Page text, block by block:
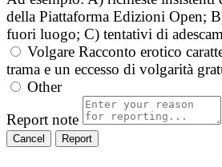
della Piattaforma Edizioni Open;
fuori luogo; C) tentativi di
Volgare Racconto erotico
trama e un eccesso di volgarità
Other
Report note
Report